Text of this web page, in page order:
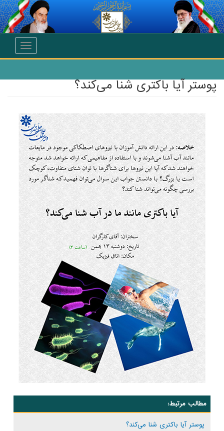
انتقال به محتوای اصلی
Toggle
پوستر آیا باکتری شنا می‌کند؟
مطالب مرتبط:
پوستر آیا باکتری شنا می‌کند؟